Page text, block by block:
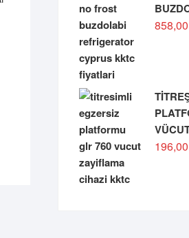
858,00
196,00